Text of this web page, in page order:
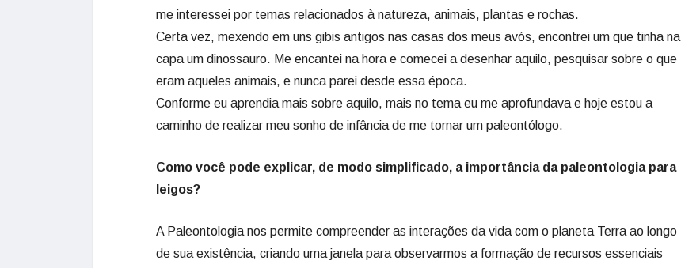
me interessei por temas relacionados à natureza, animais, plantas e rochas.
Certa vez, mexendo em uns gibis antigos nas casas dos meus avós, encontrei um que tinha na
capa um dinossauro. Me encantei na hora e comecei a desenhar aquilo, pesquisar sobre o que
eram aqueles animais, e nunca parei desde essa época.
Conforme eu aprendia mais sobre aquilo, mais no tema eu me aprofundava e hoje estou a
caminho de realizar meu sonho de infância de me tornar um paleontólogo.
Como você pode explicar, de modo simplificado, a importância da paleontologia para
leigos?
A Paleontologia nos permite compreender as interações da vida com o planeta Terra ao longo
de sua existência, criando uma janela para observarmos a formação de recursos essenciais